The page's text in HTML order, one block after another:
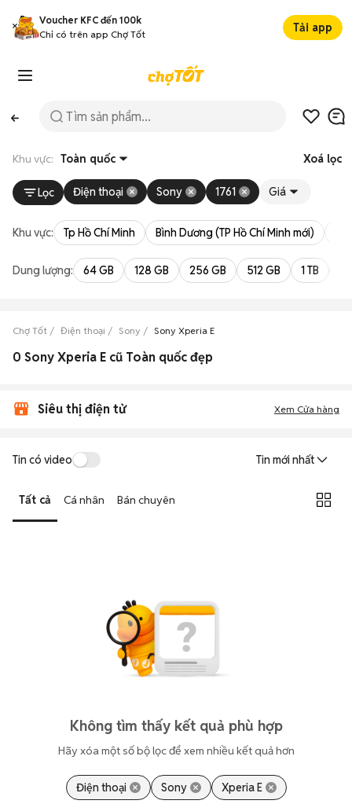
Voucher KFC đến 100k
Chỉ có trên app Chợ Tốt
Tải app
Khu vực: Toàn quốc Xoá lọc
Lọc Điện thoại Sony 1761 Giá
Khu vực: Tp Hồ Chí Minh Bình Dương (TP Hồ Chí Minh mới)
Dung lượng: 64 GB 128 GB 256 GB 512 GB 1 TB
Chợ Tốt Điện thoại Sony Sony Xperia E
0 Sony Xperia E cũ Toàn quốc đẹp
Siêu thị điện tử Xem Cửa hàng
Tin có video Tin mới nhất
Tất cả Cá nhân Bán chuyên
Không tìm thấy kết quả phù hợp
Hãy xóa một số bộ lọc để xem nhiều kết quả hơn
Điện thoại Sony Xperia E